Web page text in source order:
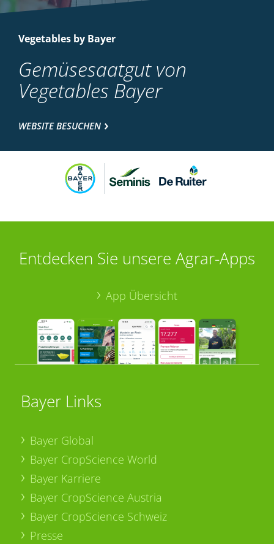
Vegetables by Bayer
Gemüsesaatgut von
Vegetables Bayer
WEBSITE BESUCHEN
Entdecken Sie unsere Agrar-Apps
App Übersicht
Bayer Links
Bayer Global
Bayer CropScience World
Bayer Karriere
Bayer CropScience Austria
Bayer CropScience Schweiz
Presse